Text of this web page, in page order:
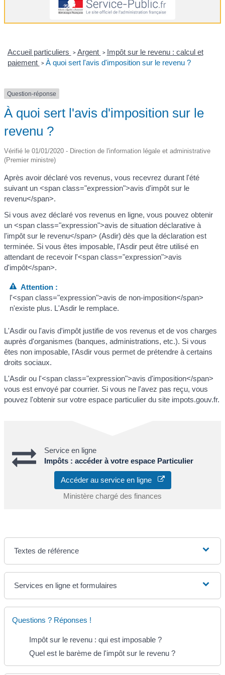
Accueil particuliers > Argent > Impôt sur le revenu : calcul et
paiement > À quoi sert l'avis d'imposition sur le revenu ?
Question-réponse
À quoi sert l'avis d'imposition sur le
revenu ?
Vérifié le 01/01/2020 - Direction de l'information légale et administrative
(Premier ministre)
Après avoir déclaré vos revenus, vous recevrez durant l'été
suivant un <span class="expression">avis d'impôt sur le
revenu</span>.
Si vous avez déclaré vos revenus en ligne, vous pouvez obtenir
un <span class="expression">avis de situation déclarative à
l'impôt sur le revenu</span> (Asdir) dès que la déclaration est
terminée. Si vous êtes imposable, l'Asdir peut être utilisé en
attendant de recevoir l'<span class="expression">avis
d'impôt</span>.
Attention :
l'<span class="expression">avis de non-imposition</span>
n'existe plus. L'Asdir le remplace.
L'Asdir ou l'avis d'impôt justifie de vos revenus et de vos charges
auprès d'organismes (banques, administrations, etc.). Si vous
êtes non imposable, l'Asdir vous permet de prétendre à certains
droits sociaux.
L'Asdir ou l'<span class="expression">avis d'imposition</span>
vous est envoyé par courrier. Si vous ne l'avez pas reçu, vous
pouvez l'obtenir sur votre espace particulier du site impots.gouv.fr.
Service en ligne
Impôts : accéder à votre espace Particulier
Accéder au service en ligne
Ministère chargé des finances
Textes de référence
Services en ligne et formulaires
Questions ? Réponses !
Impôt sur le revenu : qui est imposable ?
Quel est le barème de l'impôt sur le revenu ?